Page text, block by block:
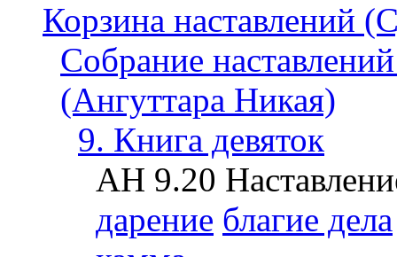
Корзина наставлений
Собрание
(Ангуттара Никая)
9. Книга девяток
АН 9.20
дарение благие дела